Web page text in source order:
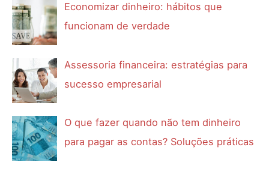
Economizar dinheiro: hábitos que
funcionam de verdade
Assessoria financeira: estratégias para
sucesso empresarial
O que fazer quando não tem dinheiro
para pagar as contas? Soluções práticas